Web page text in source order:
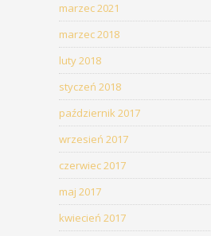
marzec 2021
marzec 2018
luty 2018
styczeń 2018
październik 2017
wrzesień 2017
czerwiec 2017
maj 2017
kwiecień 2017